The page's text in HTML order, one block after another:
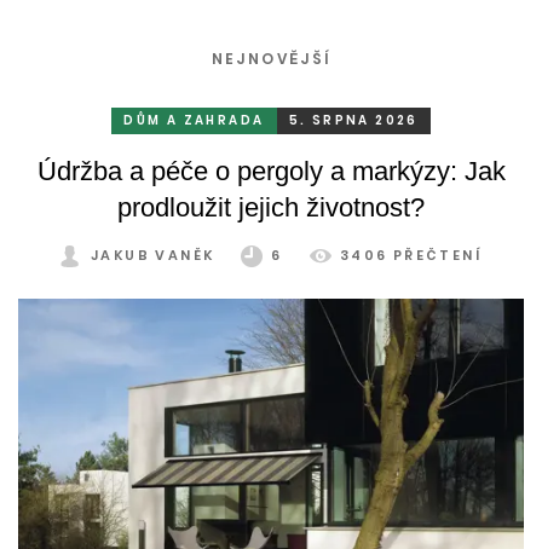
NEJNOVĚJŠÍ
DŮM A ZAHRADA 5. SRPNA 2026
Údržba a péče o pergoly a markýzy: Jak
prodloužit jejich životnost?
JAKUB VANĚK 6 3406 PŘEČTENÍ